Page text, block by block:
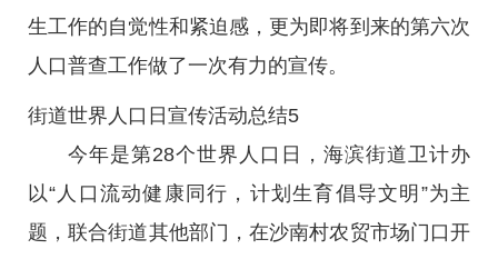
生工作的自觉性和紧迫感，更为即将到来的第六次
人口普查工作做了一次有力的宣传。
街道世界人口日宣传活动总结5
今年是第28个世界人口日，海滨街道卫计办
以“人口流动健康同行，计划生育倡导文明”为主
题，联合街道其他部门，在沙南村农贸市场门口开